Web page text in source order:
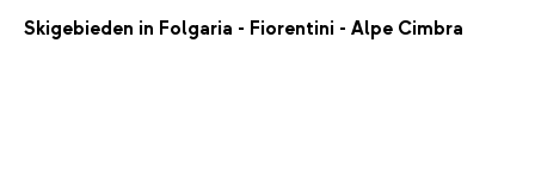
Skigebieden in Folgaria - Fiorentini - Alpe Cimbra